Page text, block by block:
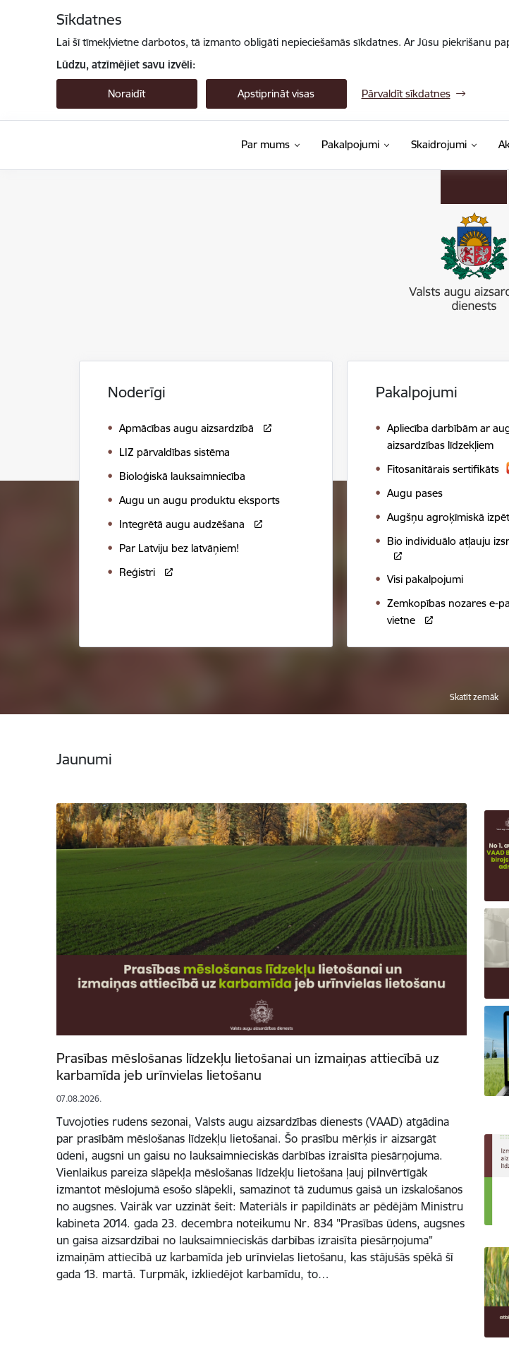
Sīkdatnes
Lai šī tīmekļvietne darbotos, tā izmanto obligāti nepieciešamās sīkdatnes. Ar Jūsu piekrišanu
Lūdzu, atzīmējiet savu izvēli:
Noraidīt Apstiprināt visas Pārvaldīt sīkdatnes
Par mums Pakalpojumi Skaidrojumi
Noderīgi
Apmācības augu aizsardzībā
LIZ pārvaldības sistēma
Bioloģiskā lauksaimniecība
Augu un augu produktu eksports
Integrētā augu audzēšana
Par Latviju bez latvāņiem!
Reģistri
Pakalpojumi
Apliecība darbībām ar
aizsardzības līdzekļiem
Fitosanitārais sertifikāts
Augu pases
Augšņu agroķīmiskā
Bio individuālo atļauju
Visi pakalpojumi
Zemkopības nozares e-
vietne
Skatīt zemāk
Jaunumi
Prasības mēslošanas līdzekļu lietošanai un izmaiņas attiecībā uz
karbamīda jeb urīnvielas lietošanu
07.08.2026.
Tuvojoties rudens sezonai, Valsts augu aizsardzības dienests (VAAD) atgādina
par prasībām mēslošanas līdzekļu lietošanai. Šo prasību mērķis ir aizsargāt
ūdeni, augsni un gaisu no lauksaimnieciskās darbības izraisīta piesārņojuma.
Vienlaikus pareiza slāpekļa mēslošanas līdzekļu lietošana ļauj pilnvērtīgāk
izmantot mēslojumā esošo slāpekli, samazinot tā zudumus gaisā un izskalošanos
no augsnes. Vairāk var uzzināt šeit: Materiāls ir papildināts ar pēdējām Ministru
kabineta 2014. gada 23. decembra noteikumu Nr. 834 "Prasības ūdens, augsnes
un gaisa aizsardzībai no lauksaimnieciskās darbības izraisīta piesārņojuma"
izmaiņām attiecībā uz karbamīda jeb urīnvielas lietošanu, kas stājušās spēkā šī
gada 13. martā. Turpmāk, izkliedējot karbamīdu, to…